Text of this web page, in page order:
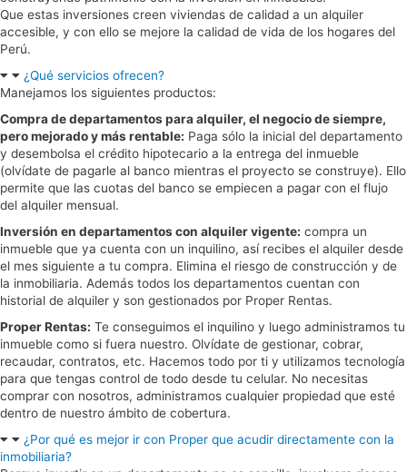
Que estas inversiones creen viviendas de calidad a un alquiler
accesible, y con ello se mejore la calidad de vida de los hogares del
Perú.
¿Qué servicios ofrecen?
Manejamos los siguientes productos:
Compra de departamentos para alquiler, el negocio de siempre,
pero mejorado y más rentable: Paga sólo la inicial del departamento
y desembolsa el crédito hipotecario a la entrega del inmueble
(olvídate de pagarle al banco mientras el proyecto se construye). Ello
permite que las cuotas del banco se empiecen a pagar con el flujo
del alquiler mensual.
Inversión en departamentos con alquiler vigente: compra un
inmueble que ya cuenta con un inquilino, así recibes el alquiler desde
el mes siguiente a tu compra. Elimina el riesgo de construcción y de
la inmobiliaria. Además todos los departamentos cuentan con
historial de alquiler y son gestionados por Proper Rentas.
Proper Rentas: Te conseguimos el inquilino y luego administramos tu
inmueble como si fuera nuestro. Olvídate de gestionar, cobrar,
recaudar, contratos, etc. Hacemos todo por ti y utilizamos tecnología
para que tengas control de todo desde tu celular. No necesitas
comprar con nosotros, administramos cualquier propiedad que esté
dentro de nuestro ámbito de cobertura.
¿Por qué es mejor ir con Proper que acudir directamente con la
inmobiliaria?